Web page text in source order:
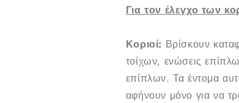
Για τον έλεγχο των
Κοριοί: Βρίσκουν
τοίχων, ενώσεις
επίπλων. Τα έντομα
αφήνουν μόνο για να